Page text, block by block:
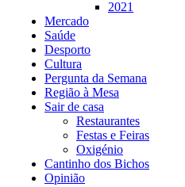
2021
Mercado
Saúde
Desporto
Cultura
Pergunta da Semana
Região à Mesa
Sair de casa
Restaurantes
Festas e Feiras
Oxigénio
Cantinho dos Bichos
Opinião